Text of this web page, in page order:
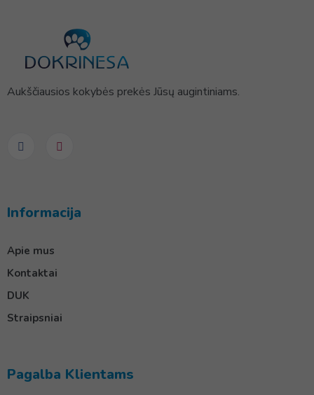
Aukščiausios kokybės prekės Jūsų augintiniams.
Informacija
Apie mus
Kontaktai
DUK
Straipsniai
Pagalba Klientams